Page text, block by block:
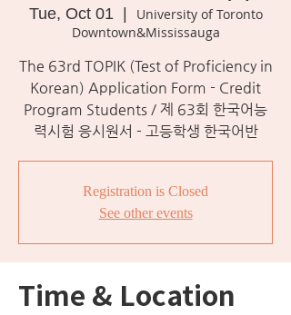
Tue, Oct 01
  |
University of Toronto
Downtown&Mississauga
The 63rd TOPIK (Test of Proficiency in
Korean) Application Form - Credit
Program Students / 제 63회 한국어능
력시험 응시원서 - 고등학생 한국어반
Registration is Closed
See other events
Time & Location